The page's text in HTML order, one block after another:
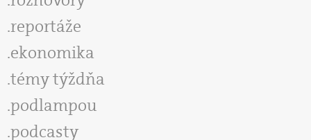
reportáže
ekonomika
témy týždňa
podlampou
podcasty